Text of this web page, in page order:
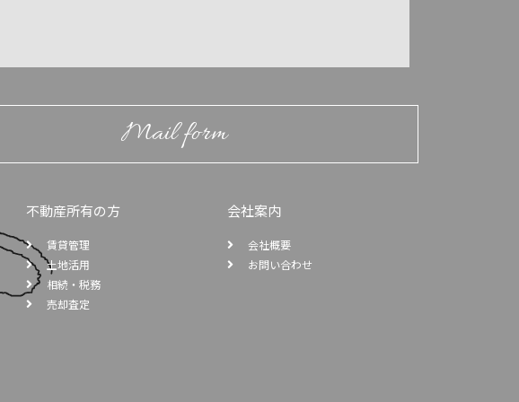
Mail form
不動産所有の方
賃貸管理
土地活用
相続・税務
売却査定
会社案内
会社概要
お問い合わせ